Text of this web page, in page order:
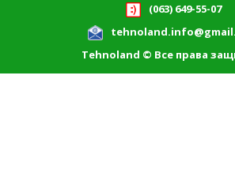
(063) 649-55-07
Tehnoland © Все права